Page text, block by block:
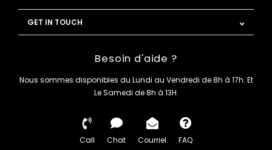
GET IN TOUCH
Besoin d'aide ?
Nous sommes disponibles du Lundi au Vendredi de 8h à 17h. Et
Le Samedi de 8h à 13H.
Call Chat Courriel FAQ